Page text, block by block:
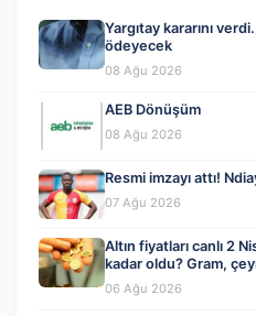
Yargıtay kararını
ödeyecek
08 Ağu 2026
AEB Dönüşüm
08 Ağu 2026
Resmi imzayı attı!
07 Ağu 2026
Altın fiyatları canlı 2
kadar oldu? Gram,
altını alış satış fiyatları
06 Ağu 2026